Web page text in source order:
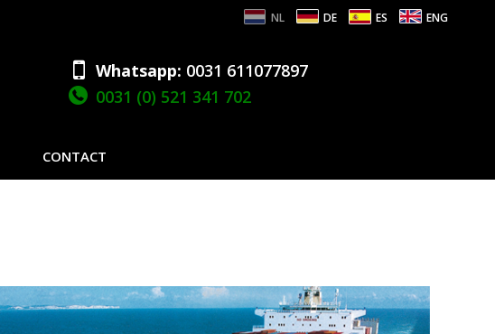
NL DE ES ENG
Whatsapp: 0031 611077897
0031 (0) 521 341 702
CONTACT